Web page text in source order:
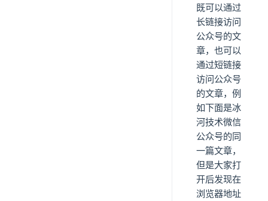
既可以通过
长链接访问
公众号的文
章，也可以
通过短链接
访问公众号
的文章，例
如下面是冰
河技术微信
公众号的同
一篇文章，
但是大家打
开后发现在
浏览器地址